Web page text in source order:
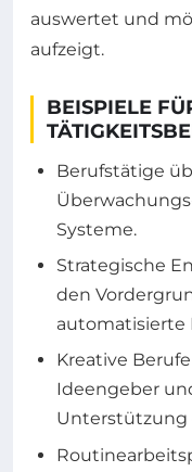
auswertet und
aufzeigt.
BEISPIELE
Berufstätige
Systeme.
Strategische
den
automatisierte
Kreative
Ideengeber
Unterstützung